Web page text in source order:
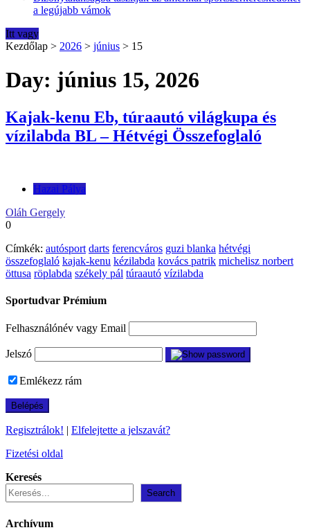
a legújabb vámok
Itt vagy
Kezdőlap > 2026 > június > 15
Day: június 15, 2026
Kajak-kenu Eb, túraautó világkupa és
vízilabda BL – Hétvégi Összefoglaló
Hazai Pálya
Oláh Gergely
0
Címkék: autósport darts ferencváros guzi blanka hétvégi
összefoglaló kajak-kenu kézilabda kovács patrik michelisz norbert
öttusa röplabda székely pál túraautó vízilabda
Sportudvar Prémium
Felhasználónév vagy Email
Jelszó
Emlékezz rám
Regisztrálok! | Elfelejtette a jelszavát?
Fizetési oldal
Keresés
Search
Archívum